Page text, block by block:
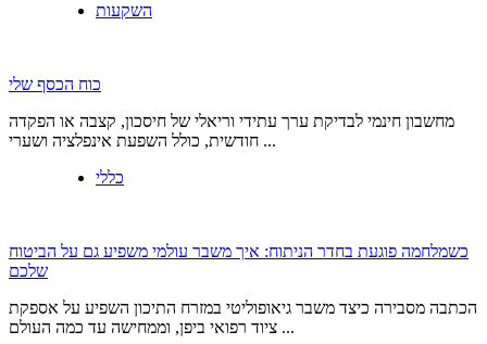
השקעות
כוח הכסף שלי
מחשבון חינמי לבדיקת ערך עתידי וריאלי של חיסכון, קצבה או הפקדה
חודשית, כולל השפעת אינפלציה ושערי ...
כללי
כשמלחמה פוגעת בחדר הניתוח: איך משבר עולמי משפיע גם על הביטוח
שלכם
הכתבה מסבירה כיצד משבר גיאופוליטי במזרח התיכון השפיע על אספקת
ציוד רפואי ביפן, וממחישה עד כמה העולם ...